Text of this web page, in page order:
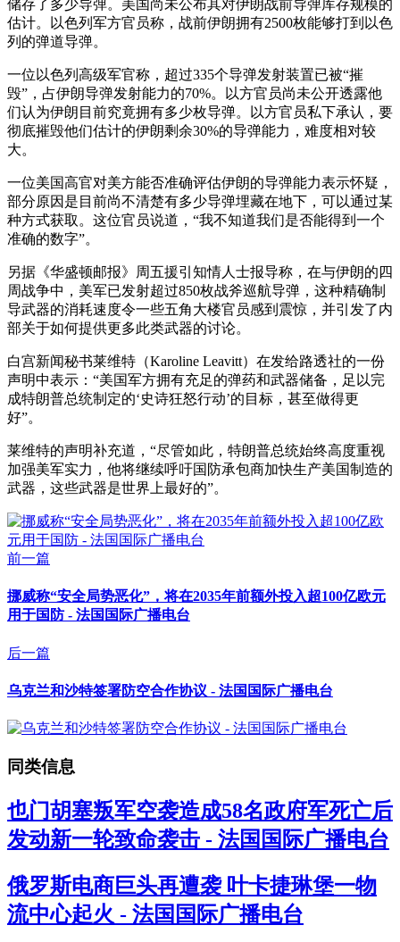
储存了多少导弹。美国尚未公布其对伊朗战前导弹库存规模的
估计。以色列军方官员称，战前伊朗拥有2500枚能够打到以色
列的弹道导弹。
一位以色列高级军官称，超过335个导弹发射装置已被“摧
毁”，占伊朗导弹发射能力的70%。以方官员尚未公开透露他
们认为伊朗目前究竟拥有多少枚导弹。以方官员私下承认，要
彻底摧毁他们估计的伊朗剩余30%的导弹能力，难度相对较
大。
一位美国高官对美方能否准确评估伊朗的导弹能力表示怀疑，
部分原因是目前尚不清楚有多少导弹埋藏在地下，可以通过某
种方式获取。这位官员说道，“我不知道我们是否能得到一个
准确的数字”。
另据《华盛顿邮报》周五援引知情人士报导称，在与伊朗的四
周战争中，美军已发射超过850枚战斧巡航导弹，这种精确制
导武器的消耗速度令一些五角大楼官员感到震惊，并引发了内
部关于如何提供更多此类武器的讨论。
白宫新闻秘书莱维特（Karoline Leavitt）在发给路透社的一份
声明中表示：“美国军方拥有充足的弹药和武器储备，足以完
成特朗普总统制定的‘史诗狂怒行动’的目标，甚至做得更
好”。
莱维特的声明补充道，“尽管如此，特朗普总统始终高度重视
加强美军实力，他将继续呼吁国防承包商加快生产美国制造的
武器，这些武器是世界上最好的”。
前一篇
挪威称“安全局势恶化”，将在2035年前额外投入超100亿欧元
用于国防 - 法国国际广播电台
后一篇
乌克兰和沙特签署防空合作协议 - 法国国际广播电台
同类信息
也门胡塞叛军空袭造成58名政府军死亡后
发动新一轮致命袭击 - 法国国际广播电台
俄罗斯电商巨头再遭袭 叶卡捷琳堡一物
流中心起火 - 法国国际广播电台